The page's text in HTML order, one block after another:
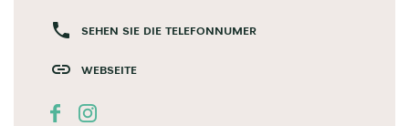
SEHEN SIE DIE TELEFONNUMER
WEBSEITE